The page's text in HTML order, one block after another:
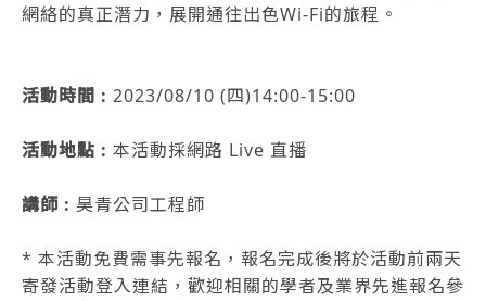
網絡的真正潛力，展開通往出色Wi-Fi的旅程。
活動時間 : 2023/08/10 (四)14:00-15:00
活動地點 : 本活動採網路 Live 直播
講師 : 昊青公司工程師
* 本活動免費需事先報名，報名完成後將於活動前兩天
寄發活動登入連結，歡迎相關的學者及業界先進報名參